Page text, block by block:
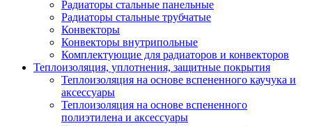
Радиаторы стальные панельные
Радиаторы стальные трубчатые
Конвекторы
Конвекторы внутрипольные
Комплектующие для радиаторов и конвекторов
Теплоизоляция, уплотнения, защитные покрытия
Теплоизоляция на основе вспененного каучука и
аксессуары
Теплоизоляция на основе вспененного
полиэтилена и аксессуары